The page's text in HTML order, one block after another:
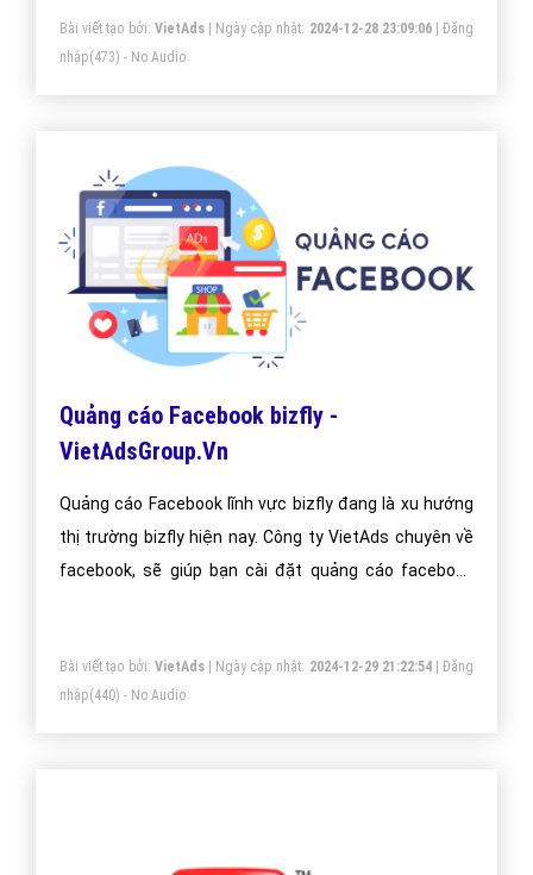
Bài viết tạo bởi: VietAds| Ngày cập nhật: 2024-12-28 23:09:06|Đăng
nhập(473) - No Audio
Quảng cáo Facebook bizfly -
VietAdsGroup.Vn
Quảng cáo Facebook lĩnh vực bizfly đang là xu hướng
thị trường bizfly hiện nay. Công ty VietAds chuyên về
facebook, sẽ giúp bạn cài đặt quảng cáo facebook
Bài viết tạo bởi: VietAds| Ngày cập nhật: 2024-12-29 21:22:54|Đăng
nhập(440) - No Audio